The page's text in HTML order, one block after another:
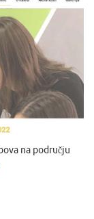
na području